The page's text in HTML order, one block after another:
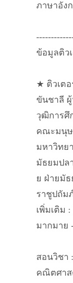
ภาษาอัง
ข้อมูลติว
★ ติวเต
ขันชาลี
วุฒิการศึ
คณะมนุษ
มหาวิทย
มัธยมปล
ย ฝ่ายมั
ราชูปถัม
เพิ่มเติม
มากมาย
สอนวิชา
คณิตศาส